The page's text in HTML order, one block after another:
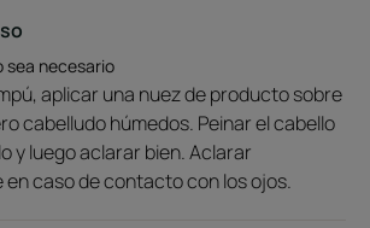
sea necesario
aplicar una nuez de producto sobre
cabelludo húmedos. Peinar el cabello
y luego aclarar bien. Aclarar
caso de contacto con los ojos.